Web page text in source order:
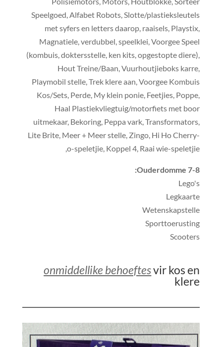
Speelgoed, Alfabet Robots, Slotte/plastieksleutels
met syfers en letters daarop, raaisels, Playstix,
Magnatiele, verdubbel, speelklei, Voorgee Speel
(kombuis, doktersstelle, ken kits, opgestopte diere),
Hout Treine/Baan, Vuurhoutjieboks karre,
Playmobil stelle, Trek klere aan, Voorgee Kombuis
Kos/Sets, Perde, My klein ponie, Feetjies, Poppe,
Haal Plastiekvliegtuig/motorfiets met boor
uitmekaar, Bekoring, Peppa vark, Transformators,
Lite Brite, Meer + Meer stelle, Zingo, Hi Ho Cherry-
o-speletjie, Koppel 4, Raai wie-speletjie,
Ouderdomme 7-8:
Lego's
Legkaarte
Wetenskapstelle
Sporttoerusting
Scooters
onmiddellike behoeftesvir kos en
klere